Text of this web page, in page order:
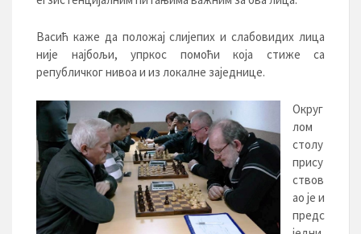
Васић каже да положај слијепих и слабовидих лица
није најбољи, упркос помоћи која стиже са
републичког нивоа и из локалне заједнице.
Округ
лом
столу
прису
ствов
ао је и
предс